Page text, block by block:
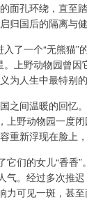
面孔环绕，直至
归国后的隔离与健
入了一个“无熊
。上野动物园曾
为人生中最特别的
之间温暖的回忆
上野动物园一度
重新浮现在脸上
它们的女儿“香
气。经过多次推
可见一斑，甚